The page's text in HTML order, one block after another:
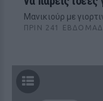
Μανικιούρ με
ΠΡΙΝ 241